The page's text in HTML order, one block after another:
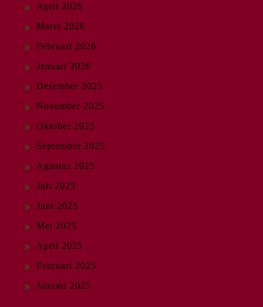
April 2026
Maret 2026
Februari 2026
Januari 2026
Desember 2025
November 2025
Oktober 2025
September 2025
Agustus 2025
Juli 2025
Juni 2025
Mei 2025
April 2025
Februari 2025
Januari 2025